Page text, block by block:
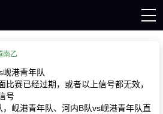
南乙
岘港青年队
比赛已经过期，或者以上信号都无效，
号
，岘港青年队、河内B队vs岘港青年队直